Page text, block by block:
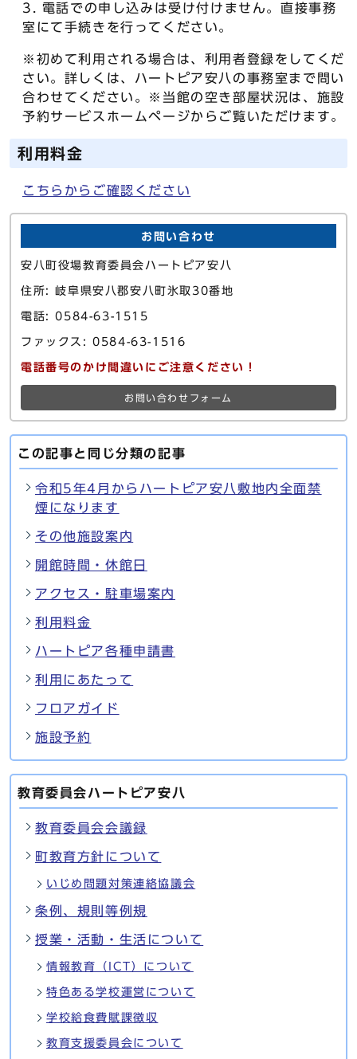
電話での申し込みは受け付けません。直接事務
室にて手続きを行ってください。
※初めて利用される場合は、利用者登録をしてくだ
さい。詳しくは、ハートピア安八の事務室まで問い
合わせてください。※当館の空き部屋状況は、施設
予約サービスホームページからご覧いただけます。
利用料金
こちらからご確認ください
お問い合わせ
安八町役場教育委員会ハートピア安八
住所: 岐阜県安八郡安八町氷取30番地
電話: 0584-63-1515
ファックス: 0584-63-1516
電話番号のかけ間違いにご注意ください！
お問い合わせフォーム
この記事と同じ分類の記事
令和5年4月からハートピア安八敷地内全面禁
煙になります
その他施設案内
開館時間・休館日
アクセス・駐車場案内
利用料金
ハートピア各種申請書
利用にあたって
フロアガイド
施設予約
教育委員会ハートピア安八
教育委員会会議録
町教育方針について
いじめ問題対策連絡協議会
条例、規則等例規
授業・活動・生活について
情報教育（ICT）について
特色ある学校運営について
学校給食費賦課徴収
教育支援委員会について